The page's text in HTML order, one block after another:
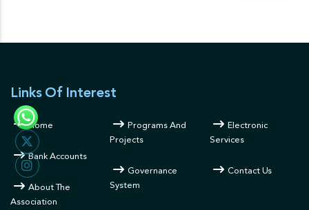
Links Of Interest
Home
Bank Accounts
About The
Association
Programs And
Projects
Governance
System
Electronic
Services
Contact Us